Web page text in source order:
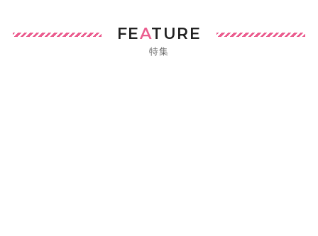
FEATURE
特集